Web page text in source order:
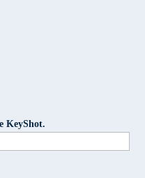
KeyShot.